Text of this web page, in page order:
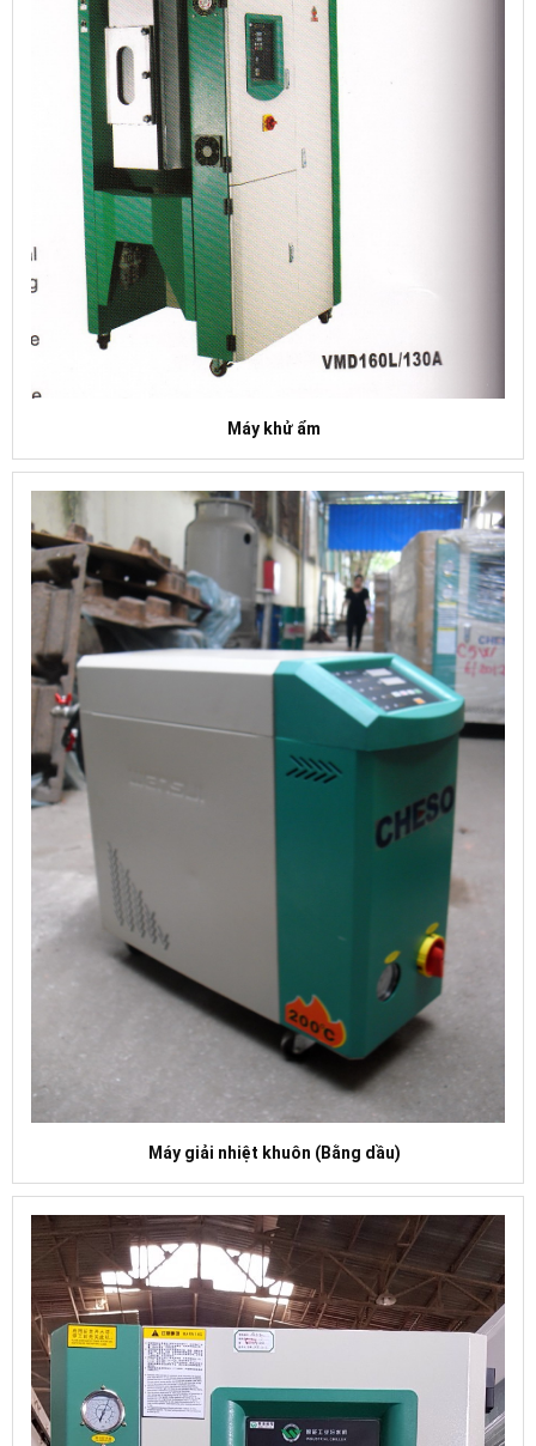
Máy khử ẩm
Máy giải nhiệt khuôn (Bằng dầu)